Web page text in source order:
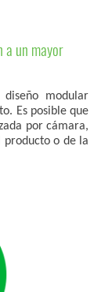
a un mayor
diseño modular
Es posible que
por cámara,
producto o de la